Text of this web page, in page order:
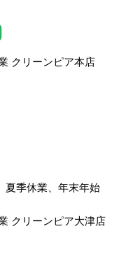
クリーンピア本店
夏季休業、年末年始
クリーンピア大津店